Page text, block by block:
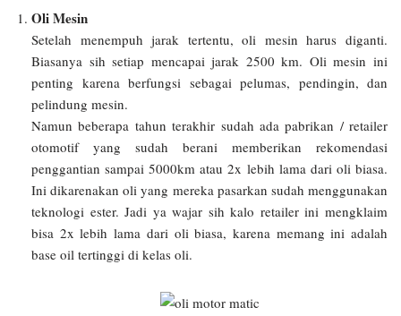
Oli Mesin
Setelah menempuh jarak tertentu, oli mesin harus diganti.
Biasanya sih setiap mencapai jarak 2500 km. Oli mesin ini
penting karena berfungsi sebagai pelumas, pendingin, dan
pelindung mesin.
Namun beberapa tahun terakhir sudah ada pabrikan / retailer
otomotif yang sudah berani memberikan rekomendasi
penggantian sampai 5000km atau 2x lebih lama dari oli biasa.
Ini dikarenakan oli yang mereka pasarkan sudah menggunakan
teknologi ester. Jadi ya wajar sih kalo retailer ini mengklaim
bisa 2x lebih lama dari oli biasa, karena memang ini adalah
base oil tertinggi di kelas oli.